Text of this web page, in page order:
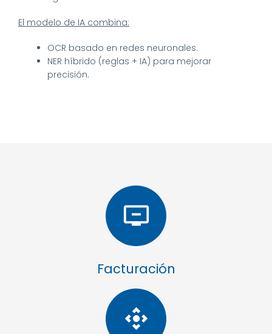
El modelo de IA combina:
OCR basado en redes neuronales.
NER híbrido (reglas + IA) para mejorar
precisión.
remove_from_queue
Facturación
control_camera